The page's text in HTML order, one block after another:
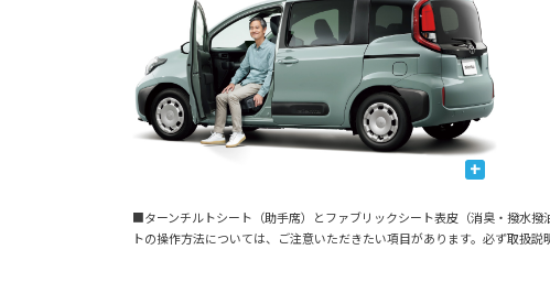
+
■ターンチルトシート（助手席）とファブリックシート表皮（消臭・撥
トの操作方法については、ご注意いただきたい項目があります。必ず取扱説